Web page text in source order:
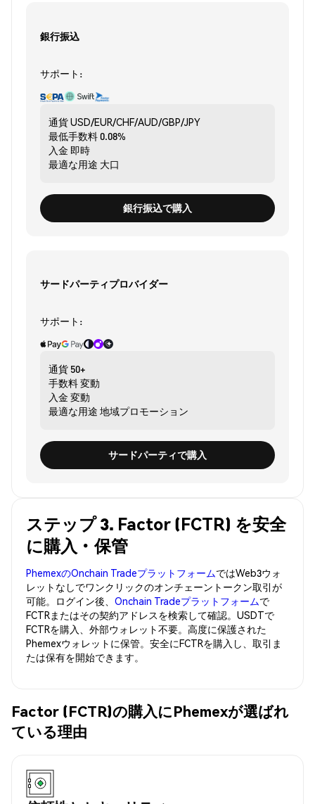
銀行振込
サポート:
通貨USD/EUR/CHF/AUD/GBP/JPY
最低手数料0.08%
入金 即時
最適な用途 大口
銀行振込で購入
サードパーティプロバイダー
サポート:
通貨 50+
手数料変動
入金 変動
最適な用途 地域プロモーション
サードパーティで購入
ステップ 3. Factor (FCTR) を安全
に購入・保管
PhemexのOnchain TradeプラットフォームではWeb3ウォ
レットなしでワンクリックのオンチェーントークン取引が
可能。ログイン後、 Onchain Tradeプラットフォームで
FCTRまたはその契約アドレスを検索して確認。USDTで
FCTRを購入、外部ウォレット不要。高度に保護された
Phemexウォレットに保管。安全にFCTRを購入し、取引ま
たは保有を開始できます。
Factor (FCTR)の購入にPhemexが選ばれ
ている理由